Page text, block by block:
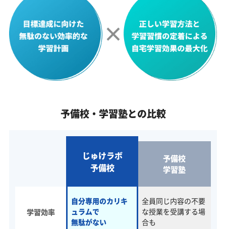
予備校・学習塾との比較
じゅけラボ
予備校
予備校
学習塾
学習効率
自分専用のカリキ
ュラムで
無駄がない
全員同じ内容の不要
な授業を受講する場
合も